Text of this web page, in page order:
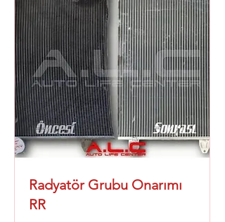
Radyatör Grubu Onarımı
RR